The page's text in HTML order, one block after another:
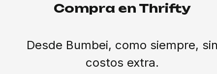
Compra en Thrifty
Desde Bumbei, como siempre, sin
costos extra.